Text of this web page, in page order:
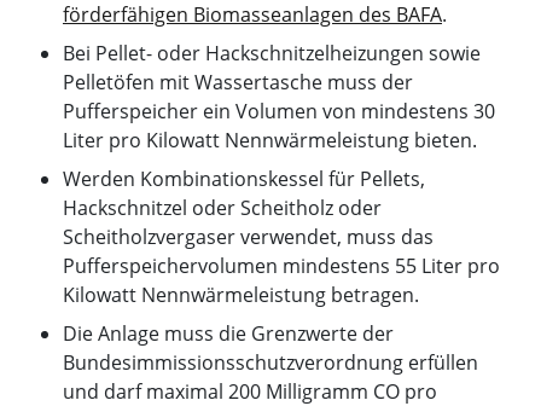
förderfähigen Biomasseanlagen des BAFA.
Bei Pellet- oder Hackschnitzelheizungen sowie
Pelletöfen mit Wassertasche muss der
Pufferspeicher ein Volumen von mindestens 30
Liter pro Kilowatt Nennwärmeleistung bieten.
Werden Kombinationskessel für Pellets,
Hackschnitzel oder Scheitholz oder
Scheitholzvergaser verwendet, muss das
Pufferspeichervolumen mindestens 55 Liter pro
Kilowatt Nennwärmeleistung betragen.
Die Anlage muss die Grenzwerte der
Bundesimmissionsschutzverordnung erfüllen
und darf maximal 200 Milligramm CO pro